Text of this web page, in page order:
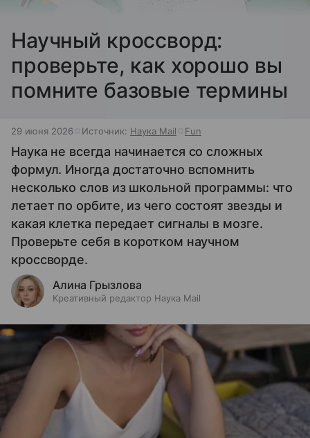
Научный кроссворд:
проверьте, как хорошо вы
помните базовые термины
29 июня 2026 Источник: Наука Mail Fun
Наука не всегда начинается со сложных
формул. Иногда достаточно вспомнить
несколько слов из школьной программы: что
летает по орбите, из чего состоят звезды и
какая клетка передает сигналы в мозге.
Проверьте себя в коротком научном
кроссворде.
Алина Грызлова
Креативный редактор Наука Mail